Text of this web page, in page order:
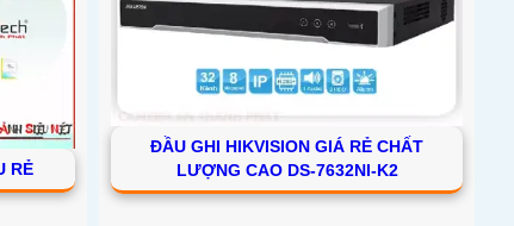
RẺ
ĐẦU GHI HIKVISION GIÁ RẺ CHẤT
LƯỢNG CAO DS-7632NI-K2